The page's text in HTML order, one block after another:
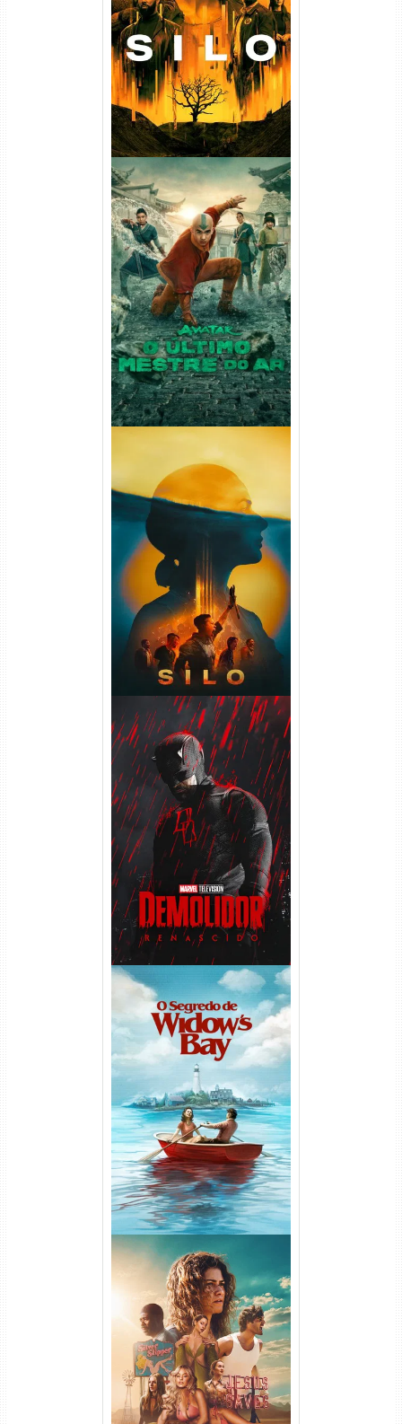
Silo 1ª Temporada Torrent
(2023) WEB-DL
720p/1080p/4K Dual Áudio
Avatar: O Último Mestre do
Ar 2ª Temporada Torrent
(2026) WEB-DL 1080p Dual
Áudio
Silo 2ª Temporada (2024)
WEB-DL 1080p Dual Áudio
Demolidor: Renascido 2ª
Temporada (2026) WEB-DL
1080p Dual Áudio
O Segredo de Widow’s Bay
1ª Temporada Torrent (2026)
WEB-DL 1080p Dual Áudio
Euphoria 3ª Temporada
Torrent (2026) WEB-DL 1080p
Dual Áudio